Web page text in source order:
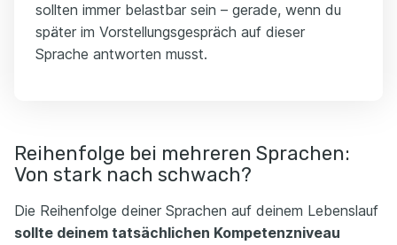
sollten immer belastbar sein – gerade, wenn du
später im Vorstellungsgespräch auf dieser
Sprache antworten musst.
Reihenfolge bei mehreren Sprachen:
Von stark nach schwach?
Die Reihenfolge deiner Sprachen auf deinem Lebenslauf
sollte deinem tatsächlichen Kompetenzniveau